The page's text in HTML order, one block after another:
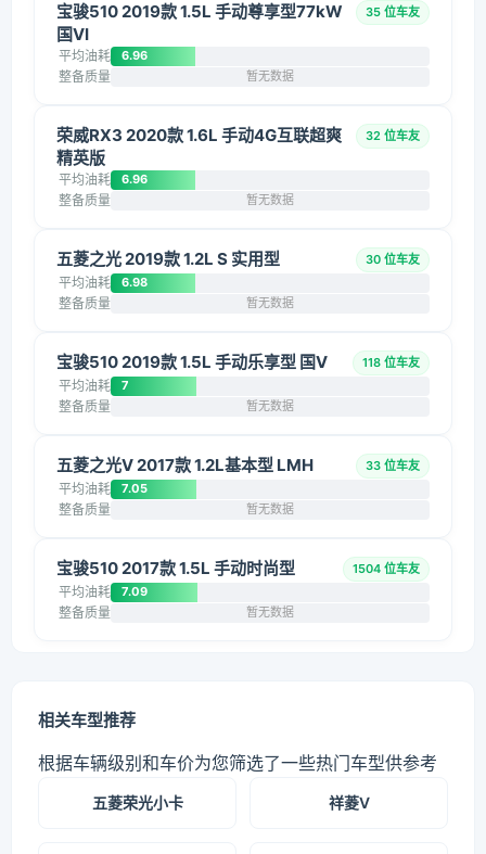
宝骏510 2019款 1.5L 手动尊享型77kW
国VI
35 位车友
平均油耗 6.96
整备质量 暂无数据
荣威RX3 2020款 1.6L 手动4G互联超爽
精英版
32 位车友
平均油耗 6.96
整备质量 暂无数据
五菱之光 2019款 1.2L S 实用型 30 位车友
平均油耗 6.98
整备质量 暂无数据
宝骏510 2019款 1.5L 手动乐享型 国V 118 位车友
平均油耗 7
整备质量 暂无数据
五菱之光V 2017款 1.2L基本型 LMH 33 位车友
平均油耗 7.05
整备质量 暂无数据
宝骏510 2017款 1.5L 手动时尚型 1504 位车友
平均油耗 7.09
整备质量 暂无数据
相关车型推荐
根据车辆级别和车价为您筛选了一些热门车型供参考
五菱荣光小卡 祥菱V